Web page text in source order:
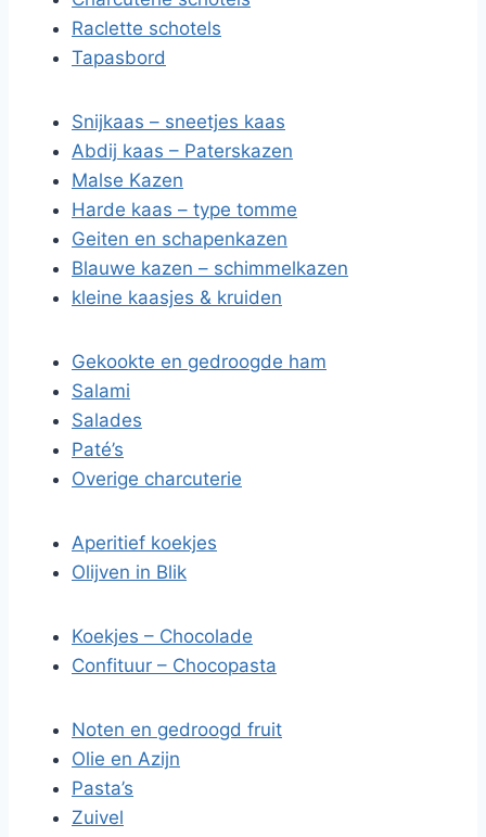
Raclette schotels
Tapasbord
Snijkaas – sneetjes kaas
Abdij kaas – Paterskazen
Malse Kazen
Harde kaas – type tomme
Geiten en schapenkazen
Blauwe kazen – schimmelkazen
kleine kaasjes & kruiden
Gekookte en gedroogde ham
Salami
Salades
Paté’s
Overige charcuterie
Aperitief koekjes
Olijven in Blik
Koekjes – Chocolade
Confituur – Chocopasta
Noten en gedroogd fruit
Olie en Azijn
Pasta’s
Zuivel